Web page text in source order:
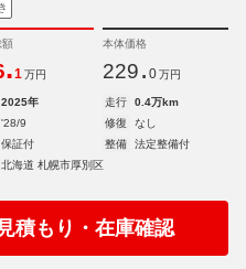
額
.1 万円
本体価格
229. 0 万円
2025年 走行
0.4万km
'28/9 修復
なし
保証付 整備
法定整備付
北海道 札幌市厚別区
見積もり・在庫確認